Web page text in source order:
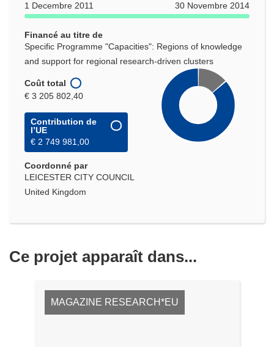
nouvelle
1 Decembre 2011
30 Novembre 2014
Financé au titre de
Specific Programme "Capacities": Regions of knowledge
and support for regional research-driven clusters
Coût total
€ 3 205 802,40
Contribution de
l’UE
€ 2 749 981,00
Coordonné par
LEICESTER CITY COUNCIL
United Kingdom
Ce projet apparaît dans...
MAGAZINE RESEARCH*EU